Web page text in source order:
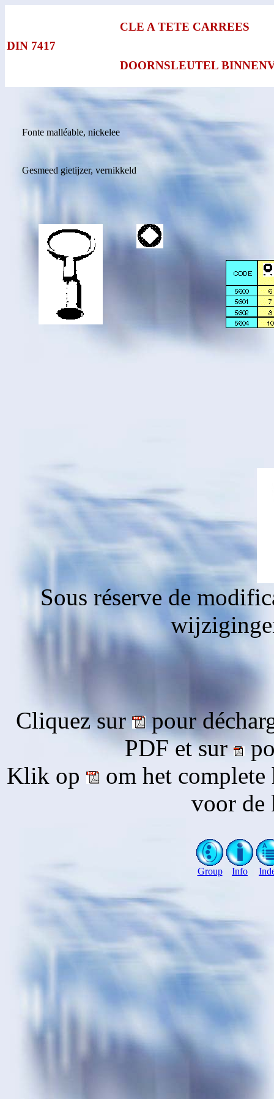
DIN 7417
CLE A TETE CARREES
DOORNSLEUTEL
Fonte malléable, nickelee
Gesmeed gietijzer, vernikkeld
Sous réserve de
Cliquez sur pour
PDF et sur
Klik op
om het
voor de
Group Info